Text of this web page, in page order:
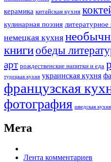
керамика китайская кухня
кулинарная поэзия литературное
немецкая кухня
книгиобеды
арт рождественские напитки и еда
турецкая кухня украинская кухня
французская
фотография шведская кухня
Мета
Лента комментариев